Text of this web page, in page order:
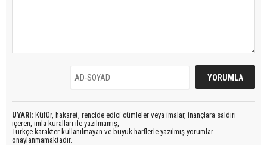
UYARI: Küfür, hakaret, rencide edici cümleler veya imalar, inançlara saldırı
içeren, imla kuralları ile yazılmamış,
Türkçe karakter kullanılmayan ve büyük harflerle yazılmış yorumlar
onaylanmamaktadır.